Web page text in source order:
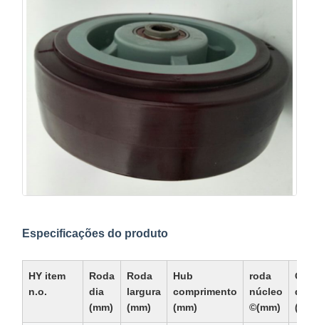
Especificações do produto
HY item
n.o.
Roda
dia
(mm)
Roda
largura
(mm)
Hub
comprimento
(mm)
roda
núcleo
©(mm)
de
(mm)